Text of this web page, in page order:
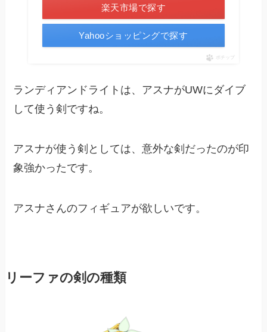
楽天市場で探す
Yahooショッピングで探す
ポチップ
ランディアンドライトは、アスナがUWにダイブ
して使う剣ですね。
アスナが使う剣としては、意外な剣だったのが印
象強かったです。
アスナさんのフィギュアが欲しいです。
リーファの剣の種類